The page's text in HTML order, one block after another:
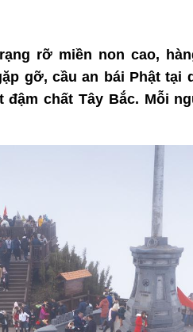
rỡ miền non cao,
gỡ, cầu an bái Phật tại
đậm chất Tây Bắc. Mỗi